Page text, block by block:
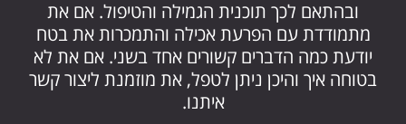
ובהתאם לכך תוכנית הגמילה והטיפול. אם את
מתמודדת עם הפרעת אכילה והתמכרות את בטח
יודעת כמה הדברים קשורים אחד בשני. אם את לא
בטוחה איך והיכן ניתן לטפל, את מוזמנת ליצור קשר
איתנו.